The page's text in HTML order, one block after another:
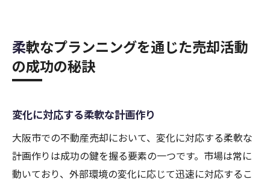
柔軟なプランニングを通じた売却活動
の成功の秘訣
変化に対応する柔軟な計画作り
大阪市での不動産売却において、変化に対応する柔軟な
計画作りは成功の鍵を握る要素の一つです。市場は常に
動いており、外部環境の変化に応じて迅速に対応するこ